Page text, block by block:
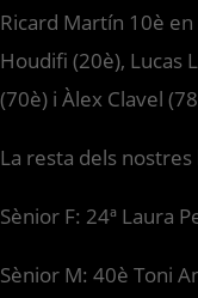
Ricard Martín 10è
Houdifi (20è), Lucas
(70è) i Àlex Clavel
La resta dels nostres
Sènior F: 24ª Laura
Sènior M: 40è Toni